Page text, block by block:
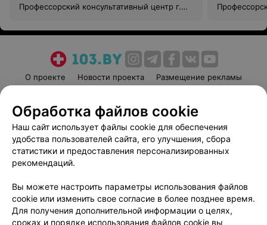
Профессорский консультативный центр г.
О проекте Новости проекта
Размещение рекламы
Пользовательское соглашение
Способы оплаты
Вакансии
Партнеры
Написать руководителю 103.by
Обработка персональных данных
Обработка файлов cookie
Наш сайт использует файлы cookie для обеспечения
удобства пользователей сайта, его улучшения, сбора
статистики и предоставления персонализированных
рекомендаций.
Вы можете настроить параметры использования файлов
cookie или изменить свое согласие в более позднее время.
Для получения дополнительной информации о целях,
сроках и порядке использования файлов cookie вы